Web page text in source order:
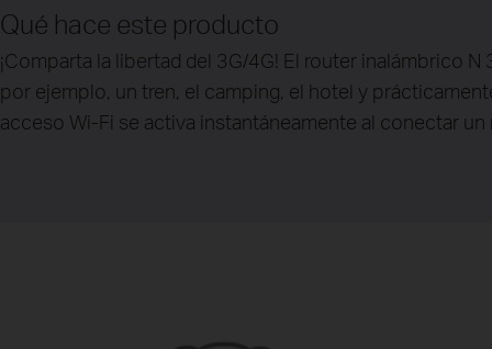
Qué hace este producto
¡Comparta la libertad del 3G/4G! El router inalámbrico
por ejemplo, un tren, el camping, el hotel y
acceso Wi-Fi se activa instantáneamente al conectar